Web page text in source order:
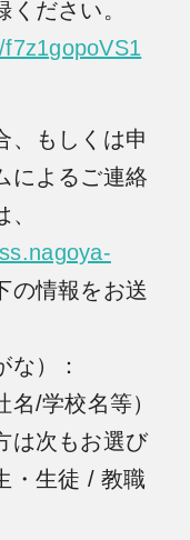
ください。
、もしくは申
によるご連絡
情報をお送
な）：
名/学校名等）
次もお選び
・生徒 / 教職